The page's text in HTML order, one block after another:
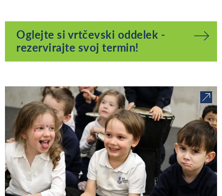
Oglejte si vrtčevski oddelek -
rezervirajte svoj termin!